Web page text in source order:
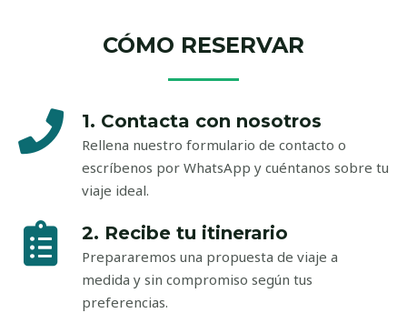
CÓMO RESERVAR
1. Contacta con nosotros
Rellena nuestro formulario de contacto o
escríbenos por WhatsApp y cuéntanos sobre tu
viaje ideal.
2. Recibe tu itinerario
Prepararemos una propuesta de viaje a
medida y sin compromiso según tus
preferencias.